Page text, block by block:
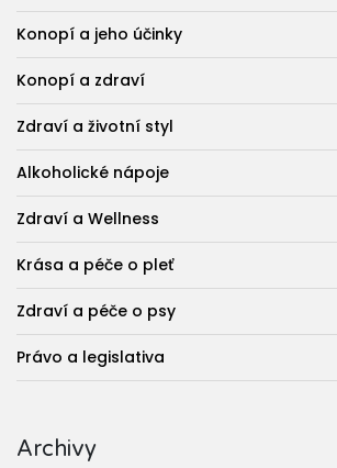
Konopí a jeho účinky
Konopí a zdraví
Zdraví a životní styl
Alkoholické nápoje
Zdraví a Wellness
Krása a péče o pleť
Zdraví a péče o psy
Právo a legislativa
Archivy